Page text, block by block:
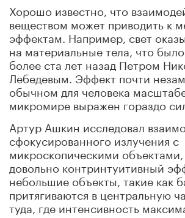
Хорошо известно, что
веществом может приводить к
эффектам. Например, свет
на материальные тела, что
более ста лет назад Петром
Лебедевым. Эффект почти
обычном для человека
микромире выражен гораздо
Артур Ашкин исследовал
сфокусированного излучения с
микроскопическими
довольно контринтуитивный
небольшие объекты, такие как
притягиваются в центральную
туда, где интенсивность